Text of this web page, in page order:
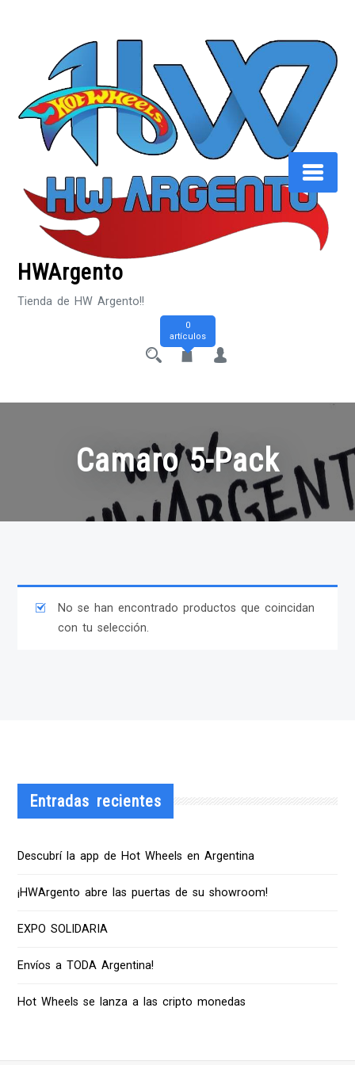
HWArgento
Tienda de HW Argento!!
0
artículos
Camaro 5-Pack
No se han encontrado productos que coincidan
con tu selección.
Entradas recientes
Descubrí la app de Hot Wheels en Argentina
¡HWArgento abre las puertas de su showroom!
EXPO SOLIDARIA
Envíos a TODA Argentina!
Hot Wheels se lanza a las cripto monedas